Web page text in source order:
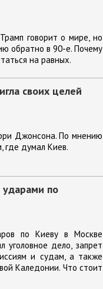
говорит о мире, но
обратно в 90-е. Почему
на равных.
своих целей
Джонсона. По мнению
где думал Киев.
ударами по
по Киеву в Москве
уголовное дело, запрет
и судам, а также
Каледонии. Что стоит